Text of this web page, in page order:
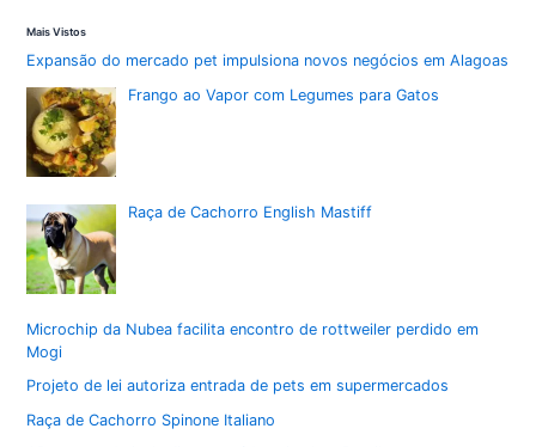
no
Nubea
Mais Vistos
Expansão do mercado pet impulsiona novos negócios em Alagoas
Frango ao Vapor com Legumes para Gatos
Raça de Cachorro English Mastiff
Microchip da Nubea facilita encontro de rottweiler perdido em
Mogi
Projeto de lei autoriza entrada de pets em supermercados
Raça de Cachorro Spinone Italiano